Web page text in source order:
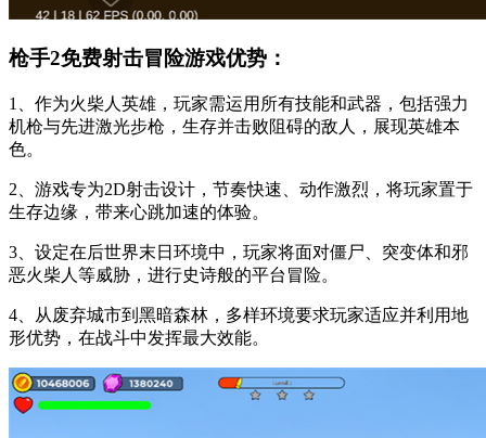
枪手2免费射击冒险游戏优势：
1、作为火柴人英雄，玩家需运用所有技能和武器，包括强力
机枪与先进激光步枪，生存并击败阻碍的敌人，展现英雄本
色。
2、游戏专为2D射击设计，节奏快速、动作激烈，将玩家置于
生存边缘，带来心跳加速的体验。
3、设定在后世界末日环境中，玩家将面对僵尸、突变体和邪
恶火柴人等威胁，进行史诗般的平台冒险。
4、从废弃城市到黑暗森林，多样环境要求玩家适应并利用地
形优势，在战斗中发挥最大效能。